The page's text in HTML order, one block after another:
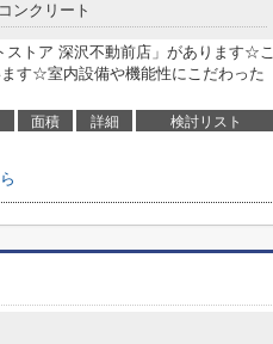
ンクリート
ストア 深沢不動前店」があります☆こ
す☆室内設備や機能性にこだわった
面積 詳細 検討リスト